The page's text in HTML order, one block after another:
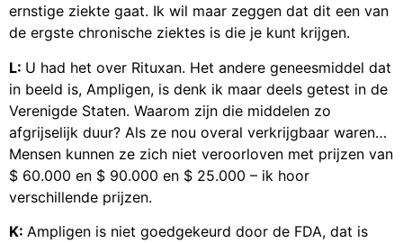
ernstige ziekte gaat. Ik wil maar zeggen dat dit een van
de ergste chronische ziektes is die je kunt krijgen.
L: U had het over Rituxan. Het andere geneesmiddel dat
in beeld is, Ampligen, is denk ik maar deels getest in de
Verenigde Staten. Waarom zijn die middelen zo
afgrijselijk duur? Als ze nou overal verkrijgbaar waren…
Mensen kunnen ze zich niet veroorloven met prijzen van
$ 60.000 en $ 90.000 en $ 25.000 – ik hoor
verschillende prijzen.
K: Ampligen is niet goedgekeurd door de FDA, dat is